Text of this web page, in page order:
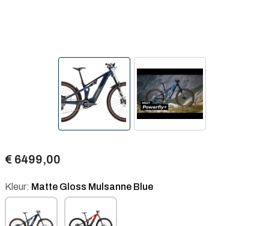
€ 6499,00
Kleur: Matte Gloss Mulsanne Blue